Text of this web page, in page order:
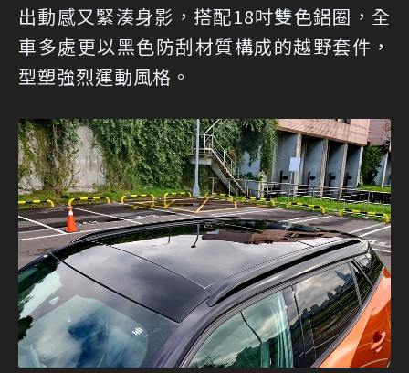
出動感又緊湊身影，搭配18吋雙色鋁圈，全
車多處更以黑色防刮材質構成的越野套件，
型塑強烈運動風格。